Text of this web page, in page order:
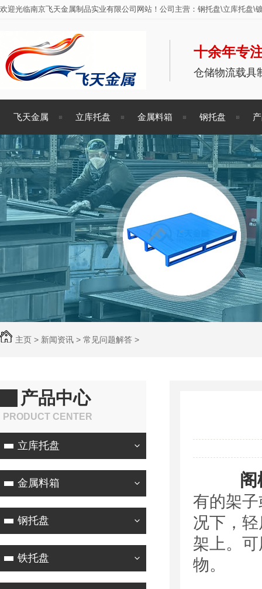
欢迎光临南京飞天金属制品实业有限公司网站！公司主营：钢托盘\立库托盘\
十余年专
仓储物流载具
飞天金属 立库托盘 金属料箱 钢托盘
主页 > 新闻资讯 > 常见问题解答 >
产品中心
PRODUCT CENTER
立库托盘
金属料箱
钢托盘
铁托盘
阁
有的架
况下，
架上。
物。